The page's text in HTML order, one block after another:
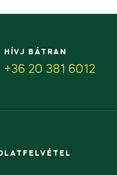
HÍVJ BÁTRAN
+36 20 381 6012